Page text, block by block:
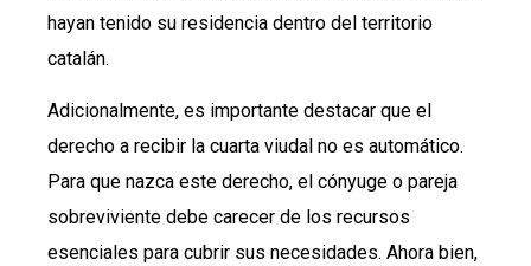
hayan tenido su residencia dentro del territorio
catalán.
Adicionalmente, es importante destacar que el
derecho a recibir la cuarta viudal no es automático.
Para que nazca este derecho, el cónyuge o pareja
sobreviviente debe carecer de los recursos
esenciales para cubrir sus necesidades. Ahora bien,